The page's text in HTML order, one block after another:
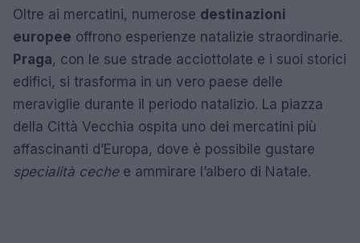
Oltre ai mercatini, numerose destinazioni
europee offrono esperienze natalizie straordinarie.
Praga, con le sue strade acciottolate e i suoi storici
edifici, si trasforma in un vero paese delle
meraviglie durante il periodo natalizio. La piazza
della Città Vecchia ospita uno dei mercatini più
affascinanti d’Europa, dove è possibile gustare
specialità cechee ammirare l’albero di Natale.